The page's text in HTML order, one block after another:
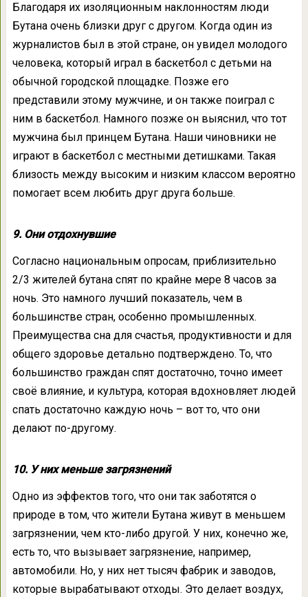
Благодаря их изоляционным наклонностям люди
Бутана очень близки друг с другом. Когда один из
журналистов был в этой стране, он увидел молодого
человека, который играл в баскетбол с детьми на
обычной городской площадке. Позже его
представили этому мужчине, и он также поиграл с
ним в баскетбол. Намного позже он выяснил, что тот
мужчина был принцем Бутана. Наши чиновники не
играют в баскетбол с местными детишками. Такая
близость между высоким и низким классом вероятно
помогает всем любить друг друга больше.
9. Они отдохнувшие
Согласно национальным опросам, приблизительно
2/3 жителей бутана спят по крайне мере 8 часов за
ночь. Это намного лучший показатель, чем в
большинстве стран, особенно промышленных.
Преимущества сна для счастья, продуктивности и для
общего здоровье детально подтверждено. То, что
большинство граждан спят достаточно, точно имеет
своё влияние, и культура, которая вдохновляет людей
спать достаточно каждую ночь – вот то, что они
делают по-другому.
10. У них меньше загрязнений
Одно из эффектов того, что они так заботятся о
природе в том, что жители Бутана живут в меньшем
загрязнении, чем кто-либо другой. У них, конечно же,
есть то, что вызывает загрязнение, например,
автомобили. Но, у них нет тысяч фабрик и заводов,
которые вырабатывают отходы. Это делает воздух,